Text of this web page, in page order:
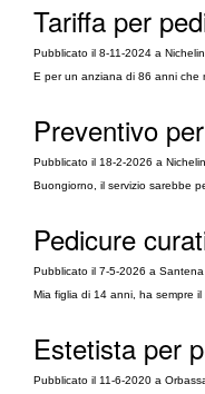
Tariffa per
Pubblicato il 8-11-2024 a
E per un anziana di 86 anni che
Preventivo
Pubblicato il 18-2-2026 a
Buongiorno, il servizio sarebbe
Pedicure
Pubblicato il 7-5-2026 a Santena
Mia figlia di 14 anni, ha sempre
Estetista per
Pubblicato il 11-6-2020 a